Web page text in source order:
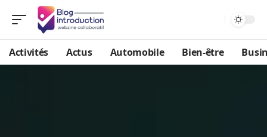
Activités Actus Automobile Bien-être